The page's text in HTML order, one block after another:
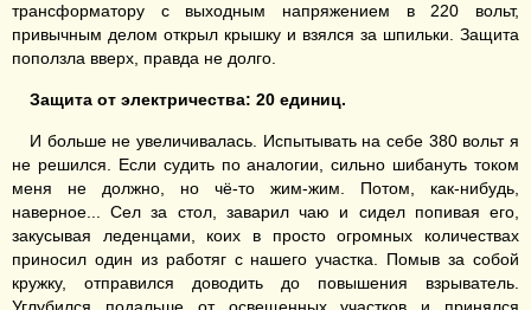
трансформатору с выходным напряжением в 220 вольт,
привычным делом открыл крышку и взялся за шпильки. Защита
поползла вверх, правда не долго.
Защита от электричества: 20 единиц.
И больше не увеличивалась. Испытывать на себе 380 вольт я
не решился. Если судить по аналогии, сильно шибануть током
меня не должно, но чё-то жим-жим. Потом, как-нибудь,
наверное... Сел за стол, заварил чаю и сидел попивая его,
закусывая леденцами, коих в просто огромных количествах
приносил один из работяг с нашего участка. Помыв за собой
кружку, отправился доводить до повышения взрыватель.